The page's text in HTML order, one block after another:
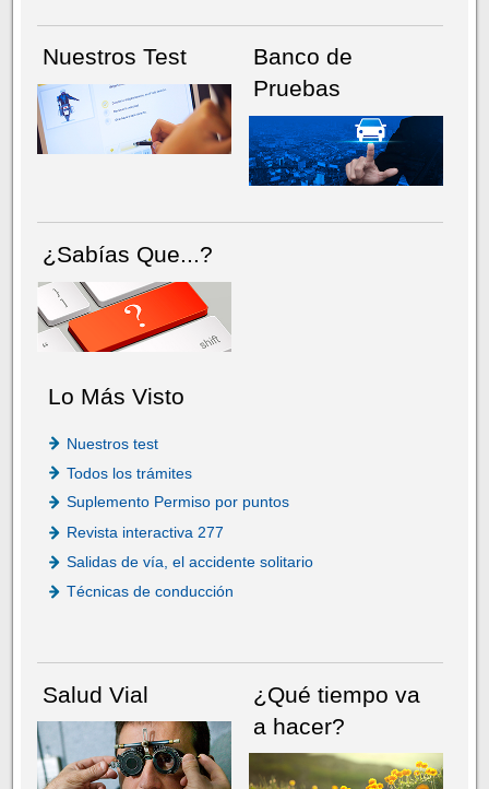
Nuestros Test
Banco de
Pruebas
¿Sabías Que...?
Lo Más Visto
Nuestros test
Todos los trámites
Suplemento Permiso por puntos
Revista interactiva 277
Salidas de vía, el accidente solitario
Técnicas de conducción
Salud Vial
¿Qué tiempo va
a hacer?